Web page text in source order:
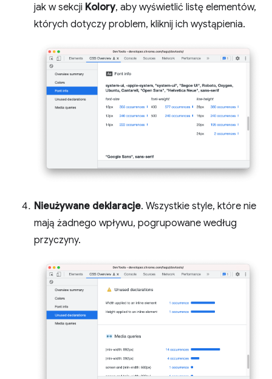
jak w sekcji Kolory, aby wyświetlić listę elementów,
których dotyczy problem, kliknij ich wystąpienia.
Nieużywane deklaracje. Wszystkie style, które nie
mają żadnego wpływu, pogrupowane według
przyczyny.